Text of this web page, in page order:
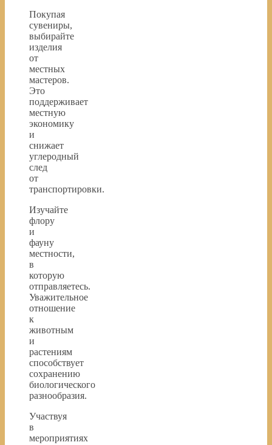
Покупая
сувениры,
выбирайте
изделия
от
местных
мастеров.
Это
поддерживает
местную
экономику
и
снижает
углеродный
след
от
транспортировки.
Изучайте
флору
и
фауну
местности,
в
которую
отправляетесь.
Уважительное
отношение
к
животным
и
растениям
способствует
сохранению
биологического
разнообразия.
Участвуя
в
мероприятиях